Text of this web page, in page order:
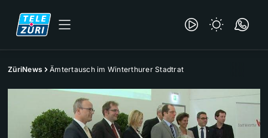
ZüriNews Ämtertausch im Winterthurer Stadtrat